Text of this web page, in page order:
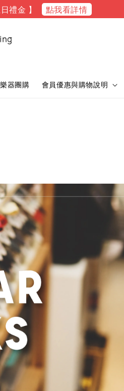
禮金 】 點我看詳情
器團購 會員優惠與購物說明